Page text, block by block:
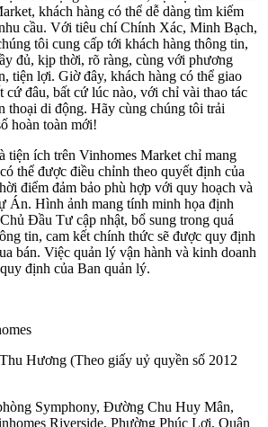
khách hàng có thể dễ dàng tìm kiếm
cầu. Với tiêu chí Chính Xác, Minh Bạch,
tôi cung cấp tới khách hàng thông tin,
đủ, kịp thời, rõ ràng, cùng với phương
tiện lợi. Giờ đây, khách hàng có thể giao
cứ đâu, bất cứ lúc nào, với chỉ vài thao tác
thoại di động. Hãy cùng chúng tôi trải
hoàn toàn mới!
tiện ích trên Vinhomes Market chỉ mang
thể được điều chỉnh theo quyết định của
điểm đảm bảo phù hợp với quy hoạch và
Án. Hình ảnh mang tính minh họa định
Đầu Tư cập nhật, bổ sung trong quá
tin, cam kết chính thức sẽ được quy định
bán. Việc quản lý vận hành và kinh doanh
định của Ban quản lý.
Hương (Theo giấy uỷ quyền số 2012
Symphony, Đường Chu Huy Mân,
Riverside, Phường Phúc Lợi, Quận